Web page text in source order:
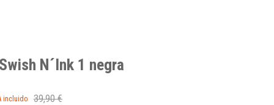
N´Ink 1 negra
incluido 39,90 €